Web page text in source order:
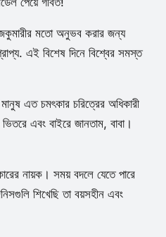
মতো অনুভব করার জন্য
এই বিশেষ দিনে বিশ্বের সমস্ত
এত চমৎকার চরিত্রের অধিকারী
এবং বাইরে জানতাম, বাবা।
নায়ক। সময় বদলে যেতে পারে
শিখেছি তা বয়সহীন এবং